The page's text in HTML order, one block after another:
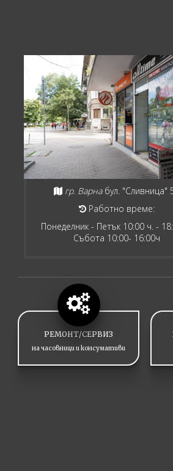
гр. Варна бул. "Сливница"
Работно време:
Понеделник - Петък 10:00 ч. -
Събота 10:00- 16:00ч
РЕМОНТ/СЕРВИЗ
на часовници и консумативи